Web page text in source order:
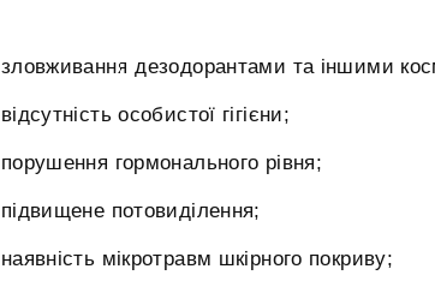
зловживання дезодорантами та іншими
відсутність особистої гігієни;
порушення гормонального рівня;
підвищене потовиділення;
наявність мікротравм шкірного покриву;